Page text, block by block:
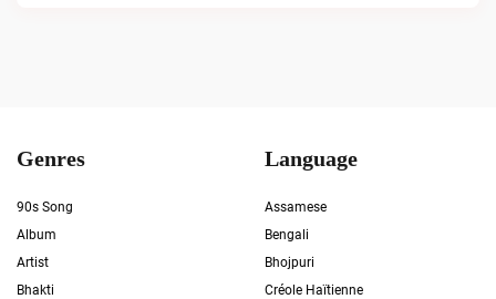
Genres
90s Song
Album
Artist
Bhakti
Language
Assamese
Bengali
Bhojpuri
Créole Haïtienne